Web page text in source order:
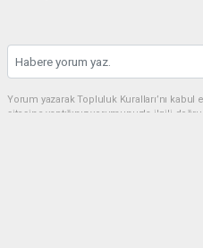
Yorum yazarak Topluluk Kuralları’nı
sitesine yaptığınız yorumunuzla ilgili